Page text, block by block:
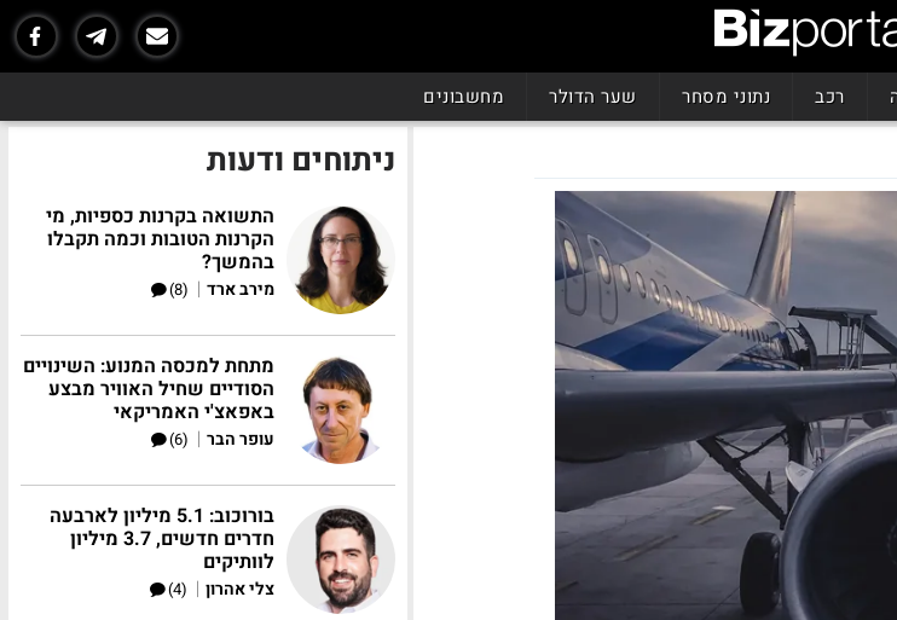
רכב נתוני מסחר שער הדולר מחשבונים
ניתוחים ודעות
התשואה בקרנות כספיות, מי
הקרנות הטובות וכמה תקבלו
בהמשך?
מירב ארד |
(8)
מתחת למכסה המנוע: השינויים
הסודיים שחיל האוויר מבצע
באפאצ'י האמריקאי
עופר הבר |
(6)
בורוכוב: 5.1 מיליון לארבעה
חדרים חדשים, 3.7 מיליון
לוותיקים
צלי אהרון |
(4)